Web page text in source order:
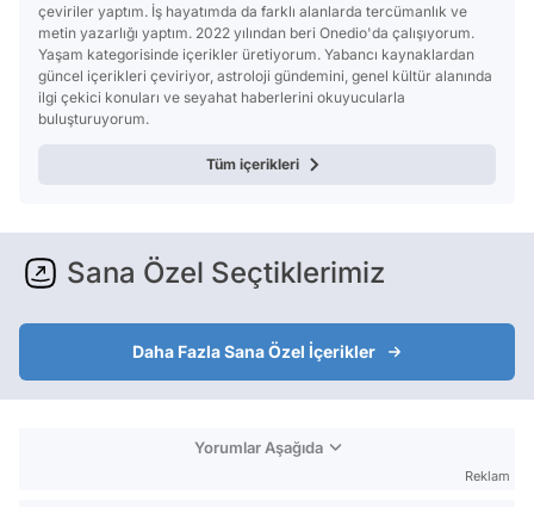
çeviriler yaptım. İş hayatımda da farklı alanlarda tercümanlık ve
metin yazarlığı yaptım. 2022 yılından beri Onedio'da çalışıyorum.
Yaşam kategorisinde içerikler üretiyorum. Yabancı kaynaklardan
güncel içerikleri çeviriyor, astroloji gündemini, genel kültür alanında
ilgi çekici konuları ve seyahat haberlerini okuyucularla
buluşturuyorum.
Tüm içerikleri
Sana Özel Seçtiklerimiz
Daha Fazla Sana Özel İçerikler
Yorumlar Aşağıda
Reklam